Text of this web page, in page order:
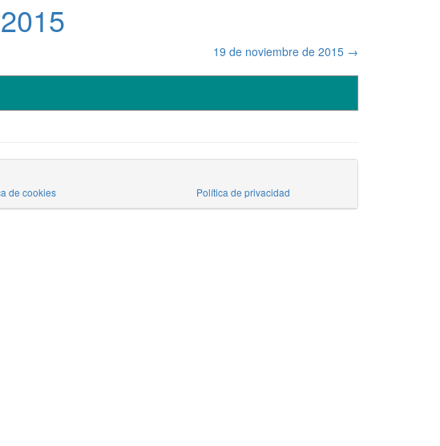
2015
19 de noviembre de 2015 →
de cookies Política de privacidad